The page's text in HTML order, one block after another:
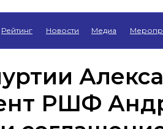
Рейтинг Новости Медиа
РШФ